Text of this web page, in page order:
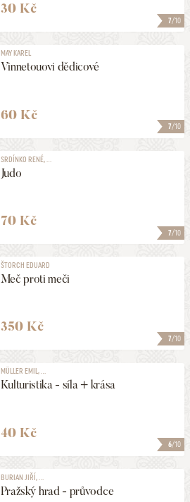
7/10
30 Kč
7/10
MAY KAREL
Vinnetouovi dědicové
60 Kč
7/10
SRDÍNKO RENÉ, ...
Judo
70 Kč
7/10
ŠTORCH EDUARD
Meč proti meči
350 Kč
6/10
MÜLLER EMIL, ...
Kulturistika - síla + krása
40 Kč
BURIAN JIŘÍ, ...
Pražský hrad - průvodce